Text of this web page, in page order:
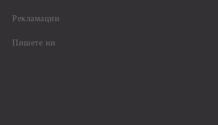
Рекламации
Пишете ни